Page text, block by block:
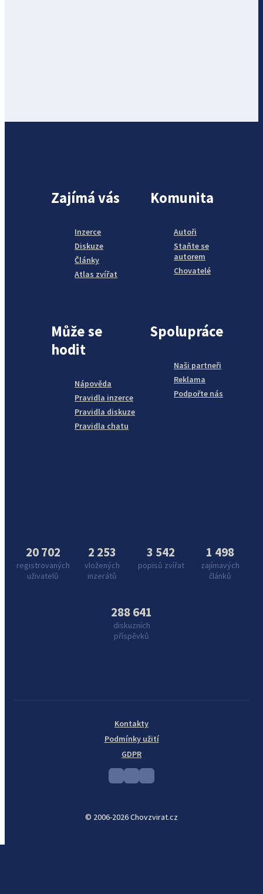
Zajímá vás
Inzerce
Diskuze
Články
Atlas zvířat
Komunita
Autoři
Staňte se
autorem
Chovatelé
Může se
hodit
Nápověda
Pravidla inzerce
Pravidla diskuze
Pravidla chatu
Spolupráce
Naši partneři
Reklama
Podpořte nás
20 702
registrovaných
uživatelů
2 253
vložených
inzerátů
3 542
popisů zvířat
1 498
zajímavých
článků
288 641
diskuzních
příspěvků
© 2006-2026 Chovzvirat.cz
Kontakty
Podmínky užití
GDPR